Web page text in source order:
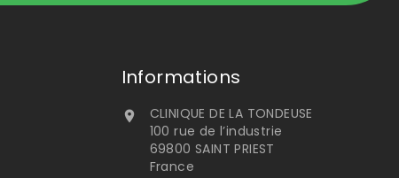
Informations

CLINIQUE DE LA TONDEUSE
100 rue de l’industrie
69800 SAINT PRIEST
France